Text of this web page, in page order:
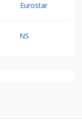
Eurostar
NS